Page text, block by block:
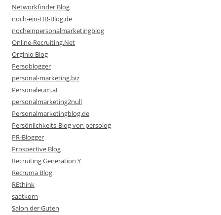
Networkfinder Blog
noch-ein-HR-Blog.de
nocheinpersonalmarketingblog
Online-Recruiting.Net
Orginio Blog
Persoblogger
personal-marketing.biz
Personaleum.at
personalmarketing2null
Personalmarketingblog.de
Persönlichkeits-Blog von persolog
PR-Blogger
Prospective Blog
Recruiting Generation Y
Recruma Blog
REthink
saatkorn
Salon der Guten